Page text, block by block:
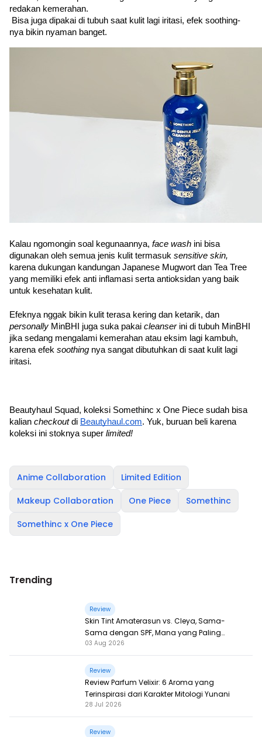
redakan kemerahan.
nya bikin nyaman banget.
Kalau ngomongin soal kegunaannya, face wash ini bisa
digunakan oleh semua jenis kulit termasuk
karena dukungan kandungan Japanese Mugwort dan Tea Tree
yang memiliki efek anti inflamasi serta antioksidan yang baik
untuk kesehatan kulit.
personally MinBHI juga suka pakai cleanser ini di tubuh MinBHI
jika sedang mengalami kemerahan atau eksim lagi kambuh,
karena efek soothing nya sangat dibutuhkan di saat kulit lagi
iritasi.
Beautyhaul Squad, koleksi Somethinc x One Piece sudah bisa
kalian checkout di Beautyhaul.com. Yuk, buruan beli karena
koleksi ini stoknya super limited!
Anime Collaboration
Limited Edition
Makeup Collaboration
One Piece
Somethinc
Somethinc x One Piece
Trending
Review
Skin Tint Amaterasun vs. Cleya, Sama-
Sama dengan SPF, Mana yang Paling
Nampol?
03 Aug 2026
Review
Review Parfum Velixir: 6 Aroma yang
Terinspirasi dari Karakter Mitologi Yunani
28 Jul 2026
Review